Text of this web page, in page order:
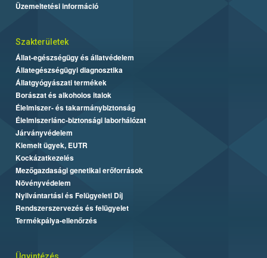
Üzemeltetési információ
Szakterületek
Állat-egészségügy és állatvédelem
Állategészségügyi diagnosztika
Állatgyógyászati termékek
Borászat és alkoholos italok
Élelmiszer- és takarmánybiztonság
Élelmiszerlánc-biztonsági laborhálózat
Járványvédelem
Kiemelt ügyek, EUTR
Kockázatkezelés
Mezőgazdasági genetikai erőforrások
Növényvédelem
Nyilvántartási és Felügyeleti Díj
Rendszerszervezés és felügyelet
Termékpálya-ellenőrzés